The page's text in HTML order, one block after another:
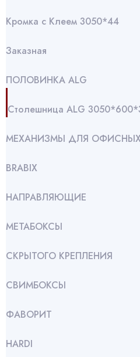
Кромка с Клеем 3050*44
Заказная
ПОЛОВИНКА ALG
Столешница ALG
МЕХАНИЗМЫ ДЛЯ ОФИСНЫХ
BRABIX
НАПРАВЛЯЮЩИЕ
МЕТАБОКСЫ
СКРЫТОГО КРЕПЛЕНИЯ
СВИМБОКСЫ
ФАВОРИТ
HARDI